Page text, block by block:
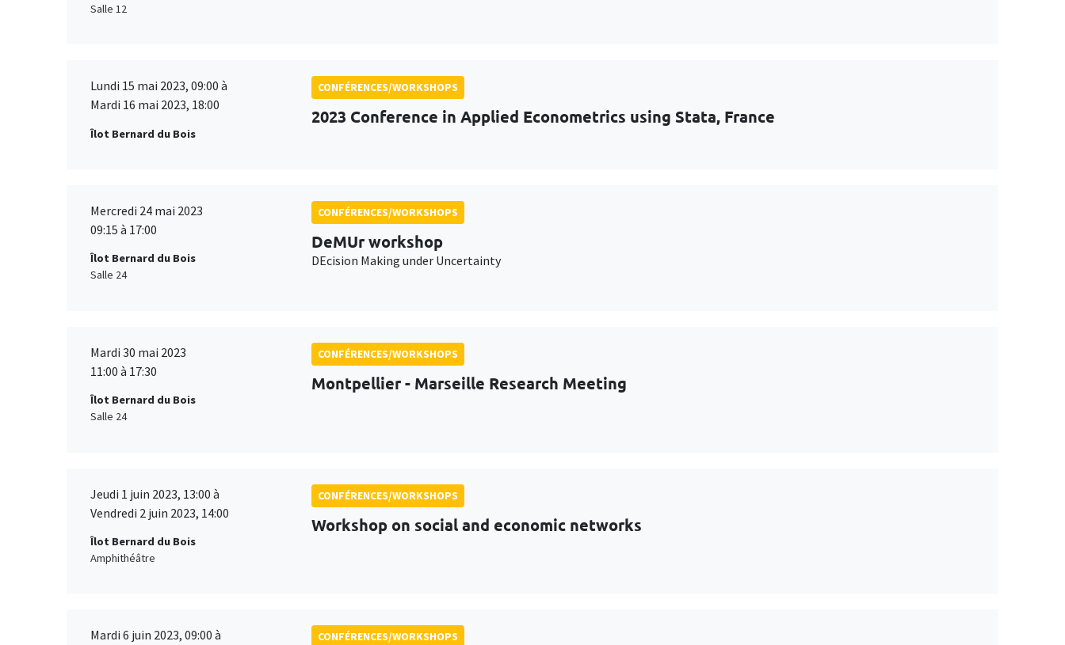
Salle 12
Lundi 15 mai 2023, 09:00 à
Mardi 16 mai 2023, 18:00
Îlot Bernard du Bois
CONFÉRENCES/WORKSHOPS
2023 Conference in Applied Econometrics using Stata, France
Mercredi 24 mai 2023
09:15 à 17:00
Îlot Bernard du Bois
Salle 24
CONFÉRENCES/WORKSHOPS
DeMUr workshop
DEcision Making under Uncertainty
Mardi 30 mai 2023
11:00 à 17:30
Îlot Bernard du Bois
Salle 24
CONFÉRENCES/WORKSHOPS
Montpellier - Marseille Research Meeting
Jeudi 1 juin 2023, 13:00 à
Vendredi 2 juin 2023, 14:00
Îlot Bernard du Bois
Amphithéâtre
CONFÉRENCES/WORKSHOPS
Workshop on social and economic networks
Mardi 6 juin 2023, 09:00 à
CONFÉRENCES/WORKSHOPS